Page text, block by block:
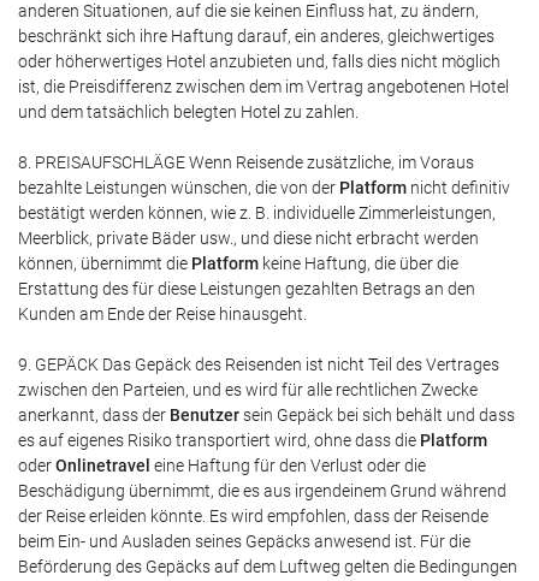
anderen Situationen, auf die sie keinen Einfluss hat, zu ändern,
beschränkt sich ihre Haftung darauf, ein anderes, gleichwertiges
oder höherwertiges Hotel anzubieten und, falls dies nicht möglich
ist, die Preisdifferenz zwischen dem im Vertrag angebotenen Hotel
und dem tatsächlich belegten Hotel zu zahlen.
8. PREISAUFSCHLÄGE Wenn Reisende zusätzliche, im Voraus
bezahlte Leistungen wünschen, die von der Platform nicht definitiv
bestätigt werden können, wie z. B. individuelle Zimmerleistungen,
Meerblick, private Bäder usw., und diese nicht erbracht werden
können, übernimmt die Platform keine Haftung, die über die
Erstattung des für diese Leistungen gezahlten Betrags an den
Kunden am Ende der Reise hinausgeht.
9. GEPÄCK Das Gepäck des Reisenden ist nicht Teil des Vertrages
zwischen den Parteien, und es wird für alle rechtlichen Zwecke
anerkannt, dass der Benutzersein Gepäck bei sich behält und dass
es auf eigenes Risiko transportiert wird, ohne dass die Platform
oderOnlinetravel eine Haftung für den Verlust oder die
Beschädigung übernimmt, die es aus irgendeinem Grund während
der Reise erleiden könnte. Es wird empfohlen, dass der Reisende
beim Ein- und Ausladen seines Gepäcks anwesend ist. Für die
Beförderung des Gepäcks auf dem Luftweg gelten die Bedingungen